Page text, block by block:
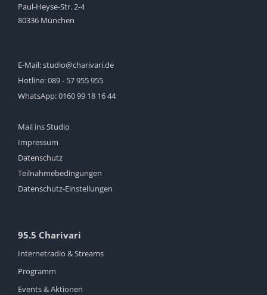
Paul-Heyse-Str. 2-4
80336 München
E-Mail:studio@charivari.de
Hotline:089 - 57 955 955
WhatsApp:0160 99 18 16 44
Mail ins Studio
Impressum
Datenschutz
Teilnahmebedingungen
Datenschutz-Einstellungen
95.5 Charivari
Internetradio & Streams
Programm
Events & Aktionen